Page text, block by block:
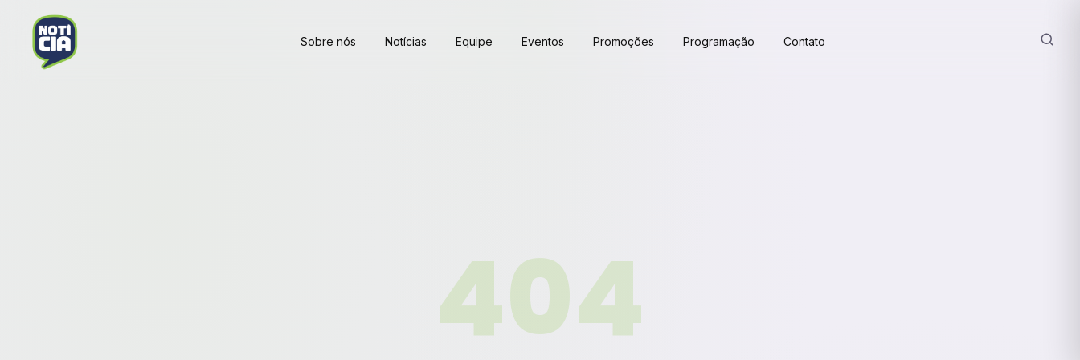
Sobre nós Notícias Equipe Eventos Promoções Programação Contato
404